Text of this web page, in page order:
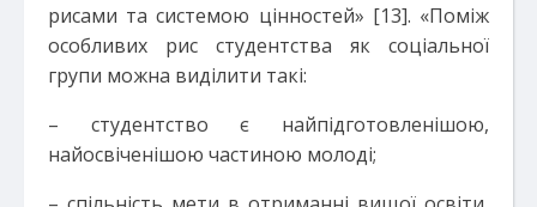
рисами та системою цінностей» [13]. «Поміж
особливих рис студентства як соціальної
групи можна виділити такі:
– студентство є найпідготовленішою,
найосвіченішою частиною молоді;